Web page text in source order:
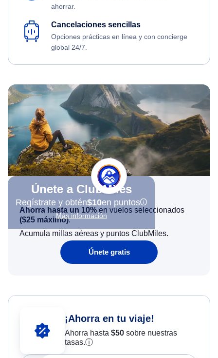
ahorrar.
Cancelaciones sencillas
Opciones prácticas en línea y con concierge
global 24/7.
Únete a ClubMiles
Regístrate y obtén$10en puntos
Más información
Ahorra hasta un 10% en vuelos seleccionados
($25 máximo).
Acumula millas aéreas y puntos ClubMiles.
Únete gratis
¡Ahorra en tu viaje!
Ahorra hasta $50sobre nuestras
tasas.ⓘ